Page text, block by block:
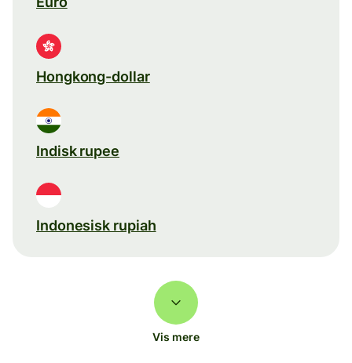
Hongkong-dollar
Indisk rupee
Indonesisk rupiah
Vis mere